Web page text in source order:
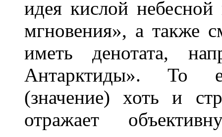
идея кислой
мгновения», а также
иметь денотата,
Антарктиды». То
(значение) хоть и
отражает